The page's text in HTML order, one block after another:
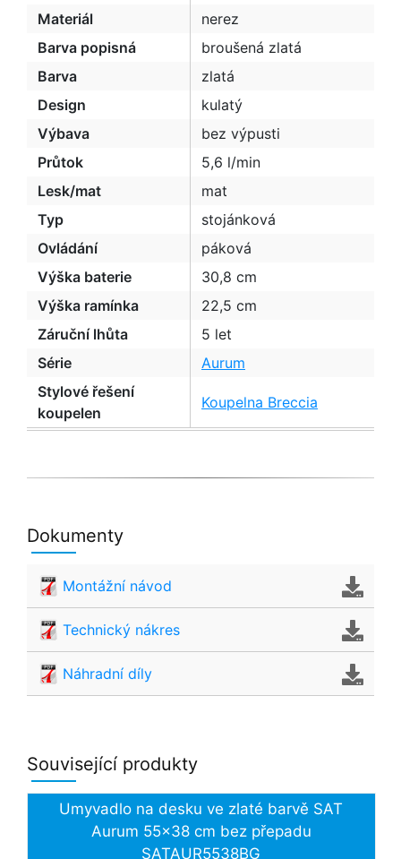
Materiál
nerez
Barva popisná
broušená zlatá
Barva
zlatá
Design
kulatý
Výbava
bez výpusti
Průtok
5,6 l/min
Lesk/mat
mat
Typ
stojánková
Ovládání
páková
Výška baterie
30,8 cm
Výška ramínka
22,5 cm
Záruční lhůta
5 let
Série
Aurum
Stylové řešení
koupelen
Koupelna Breccia
Dokumenty
Montážní návod
Technický nákres
Náhradní díly
Související produkty
Umyvadlo na desku ve zlaté barvě SAT
Aurum 55x38 cm bez přepadu
SATAUR5538BG